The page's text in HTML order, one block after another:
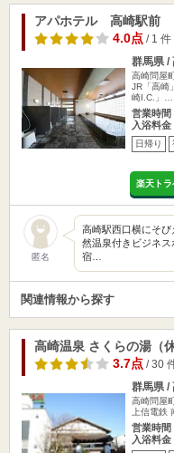
アパホテル 高崎駅前
4.0点/ 1 件
群馬県 /
高崎問屋
JR「高崎
崎I.C.」…
営業時間
入浴料金
日帰り
楽天トラ
匿名
高崎駅西口横にそ
然温泉付きビジネス
宿…
関連情報から探す
高崎温泉 さくらの湯（休
3.7点/ 30
群馬県 /
高崎問屋
上信電鉄
営業時間
入浴料金